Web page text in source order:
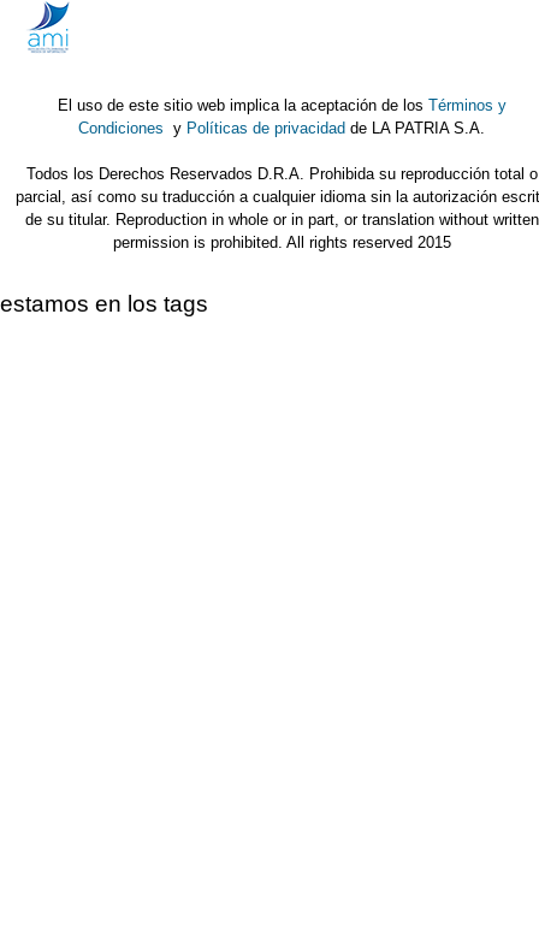
El uso de este sitio web implica la aceptación de los Términos y
Condiciones y Políticas de privacidad de LA PATRIA S.A.
Todos los Derechos Reservados D.R.A. Prohibida su reproducción total o
parcial, así como su traducción a cualquier idioma sin la autorización
de su titular. Reproduction in whole or in part, or translation without written
permission is prohibited. All rights reserved 2015
estamos en los tags